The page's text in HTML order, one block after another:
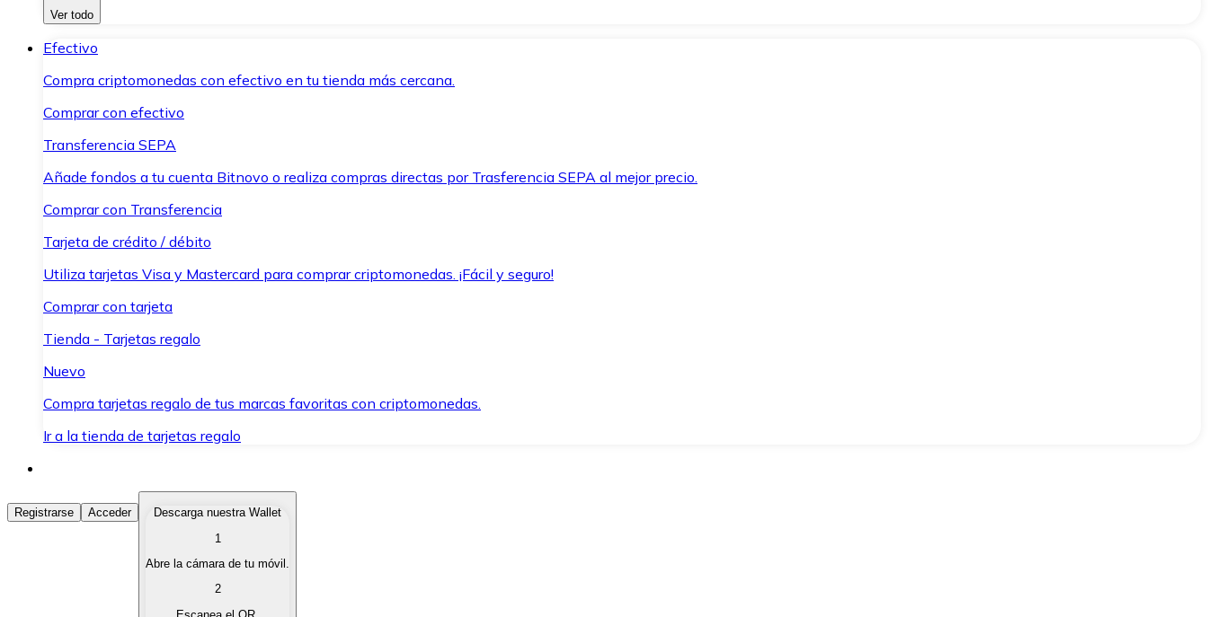
Ver todo
Efectivo
Compra criptomonedas con efectivo en tu tienda más cercana.
Comprar con efectivo
Transferencia SEPA
Añade fondos a tu cuenta Bitnovo o realiza compras directas por Trasferencia SEPA al mejor precio.
Comprar con Transferencia
Tarjeta de crédito / débito
Utiliza tarjetas Visa y Mastercard para comprar criptomonedas. ¡Fácil y seguro!
Comprar con tarjeta
Tienda - Tarjetas regalo
Nuevo
Compra tarjetas regalo de tus marcas favoritas con criptomonedas.
Ir a la tienda de tarjetas regalo
Comprar Criptomonedas
Compra criptomonedas con diferentes métodos de pago.
Vende tus criptomonedas de forma rápida y segura.
Registrarse Acceder
Descarga nuestra Wallet
1
Abre la cámara de tu móvil.
2